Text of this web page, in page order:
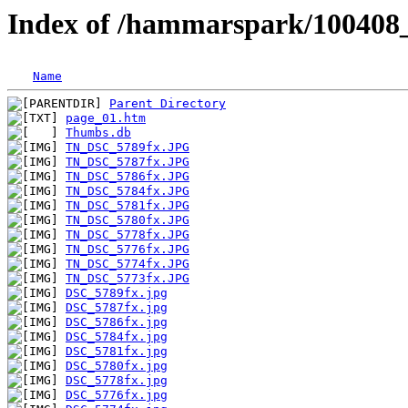
Index of /hammarspark/
Name
Parent Directory
page_01.htm
Thumbs.db
TN_DSC_5789fx.JPG
TN_DSC_5787fx.JPG
TN_DSC_5786fx.JPG
TN_DSC_5784fx.JPG
TN_DSC_5781fx.JPG
TN_DSC_5780fx.JPG
TN_DSC_5778fx.JPG
TN_DSC_5776fx.JPG
TN_DSC_5774fx.JPG
TN_DSC_5773fx.JPG
DSC_5789fx.jpg
DSC_5787fx.jpg
DSC_5786fx.jpg
DSC_5784fx.jpg
DSC_5781fx.jpg
DSC_5780fx.jpg
DSC_5778fx.jpg
DSC_5776fx.jpg